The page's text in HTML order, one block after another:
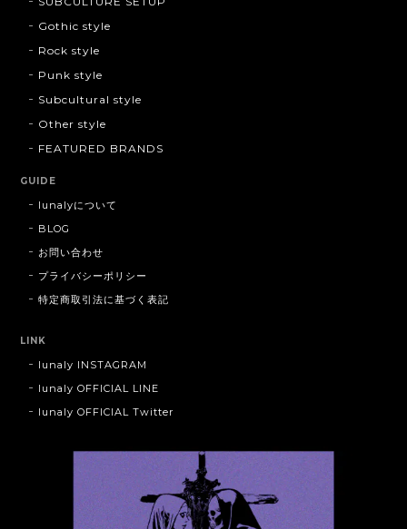
Gothic style
Rock style
Punk style
Subcultural style
Other style
FEATURED BRANDS
GUIDE
lunalyについて
BLOG
お問い合わせ
プライバシーポリシー
特定商取引法に基づく表記
LINK
lunaly INSTAGRAM
lunaly OFFICIAL LINE
lunaly OFFICIAL Twitter